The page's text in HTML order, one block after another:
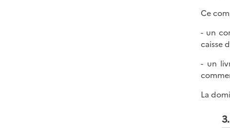
Ce
- un
caisse
- un
La